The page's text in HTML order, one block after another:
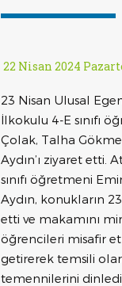
22 Nisan 2024
23 Nisan Ulusal
İlkokulu 4-E sınıfı
Çolak, Talha
Aydın’ı ziyaret etti.
sınıfı öğretmeni
Aydın, konukların
etti ve makamını
öğrencileri misafir
getirerek temsili
temennilerini